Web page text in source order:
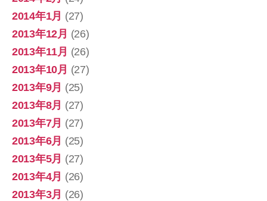
2014年1月 (27)
2013年12月 (26)
2013年11月 (26)
2013年10月 (27)
2013年9月 (25)
2013年8月 (27)
2013年7月 (27)
2013年6月 (25)
2013年5月 (27)
2013年4月 (26)
2013年3月 (26)